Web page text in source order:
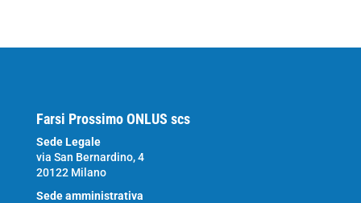
Farsi Prossimo ONLUS scs
Sede Legale
via San Bernardino, 4
20122 Milano
Sede amministrativa